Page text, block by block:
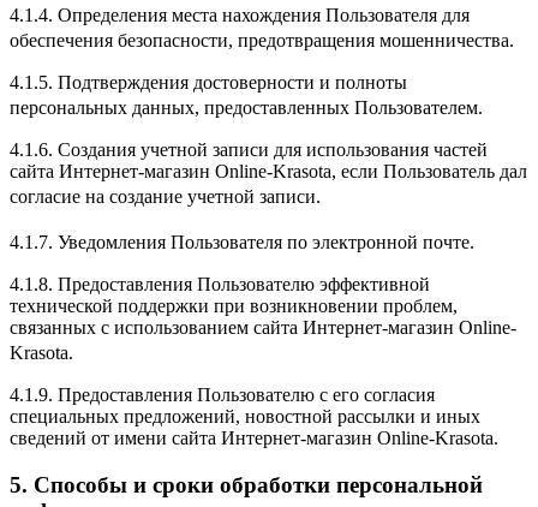
4.1.4. Определения места нахождения Пользователя для
обеспечения безопасности, предотвращения мошенничества.
4.1.5. Подтверждения достоверности и полноты
персональных данных, предоставленных Пользователем.
4.1.6. Создания учетной записи для использования частей
сайта Интернет-магазин Online-Krasota, если Пользователь дал
согласие на создание учетной записи.
4.1.7. Уведомления Пользователя по электронной почте.
4.1.8. Предоставления Пользователю эффективной
технической поддержки при возникновении проблем,
связанных с использованием сайта Интернет-магазин Online-
Krasota.
4.1.9. Предоставления Пользователю с его согласия
специальных предложений, новостной рассылки и иных
сведений от имени сайта Интернет-магазин Online-Krasota.
5. Способы и сроки обработки персональной